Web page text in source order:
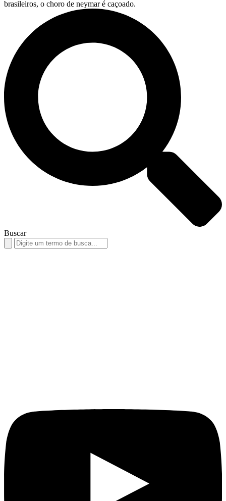
brasileiros, o choro de neymar é caçoado.
Buscar
Search
for: